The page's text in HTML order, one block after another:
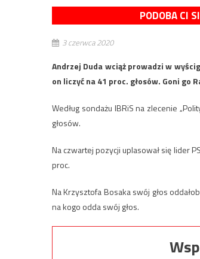
PODOBA CI
3 czerwca 2020
Andrzej Duda wciąż prowadzi w
on liczyć na 41 proc. głosów. Goni go
Według sondażu IBRiS na zlecenie
głosów.
Na czwartej pozycji uplasował się lider
proc.
Na Krzysztofa Bosaka swój głos
na kogo odda swój głos.